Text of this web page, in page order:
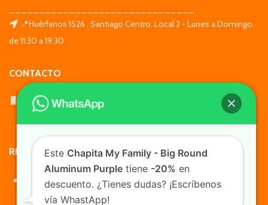
📍Huérfanos 1526 , Santiago Centro. Local 2 - Lunes a Domingo
de 11:30 a 19:30
CONTACTO
WhatsApp: +569 7564 4676
REDES SOCIALES
Este Chapita My Family - Big Round
Aluminum Purple tiene -20% en
descuento. ¿Tienes dudas? ¡Escríbenos
vía WhastApp!